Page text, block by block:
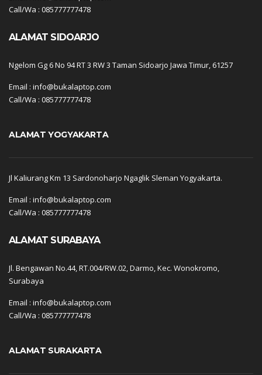
Call/Wa : 085777777478
ALAMAT SIDOARJO
Ngelom Gg 6 No 94 RT 3 RW 3 Taman Sidoarjo Jawa Timur, 61257
Email : info@bukalaptop.com
Call/Wa : 085777777478
ALAMAT YOGYAKARTA
Jl Kaliurang Km 13 Sardonoharjo Ngaglik Sleman Yogyakarta.
Email : info@bukalaptop.com
Call/Wa : 085777777478
ALAMAT SURABAYA
Jl. Bengawan No.44, RT.004/RW.02, Darmo, Kec. Wonokromo,
Surabaya
Email : info@bukalaptop.com
Call/Wa : 085777777478
ALAMAT SURAKARTA